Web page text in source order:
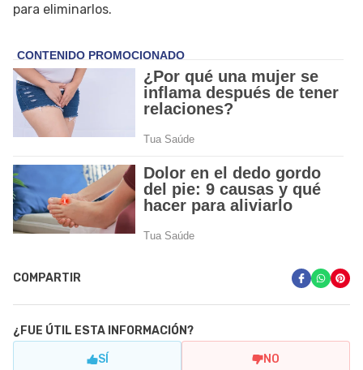
para eliminarlos.
COMPARTIR
¿FUE ÚTIL ESTA INFORMACIÓN?
SÍ NO